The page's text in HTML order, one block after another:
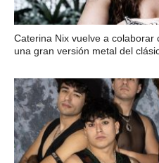
Caterina Nix vuelve a colaborar
una gran versión metal del